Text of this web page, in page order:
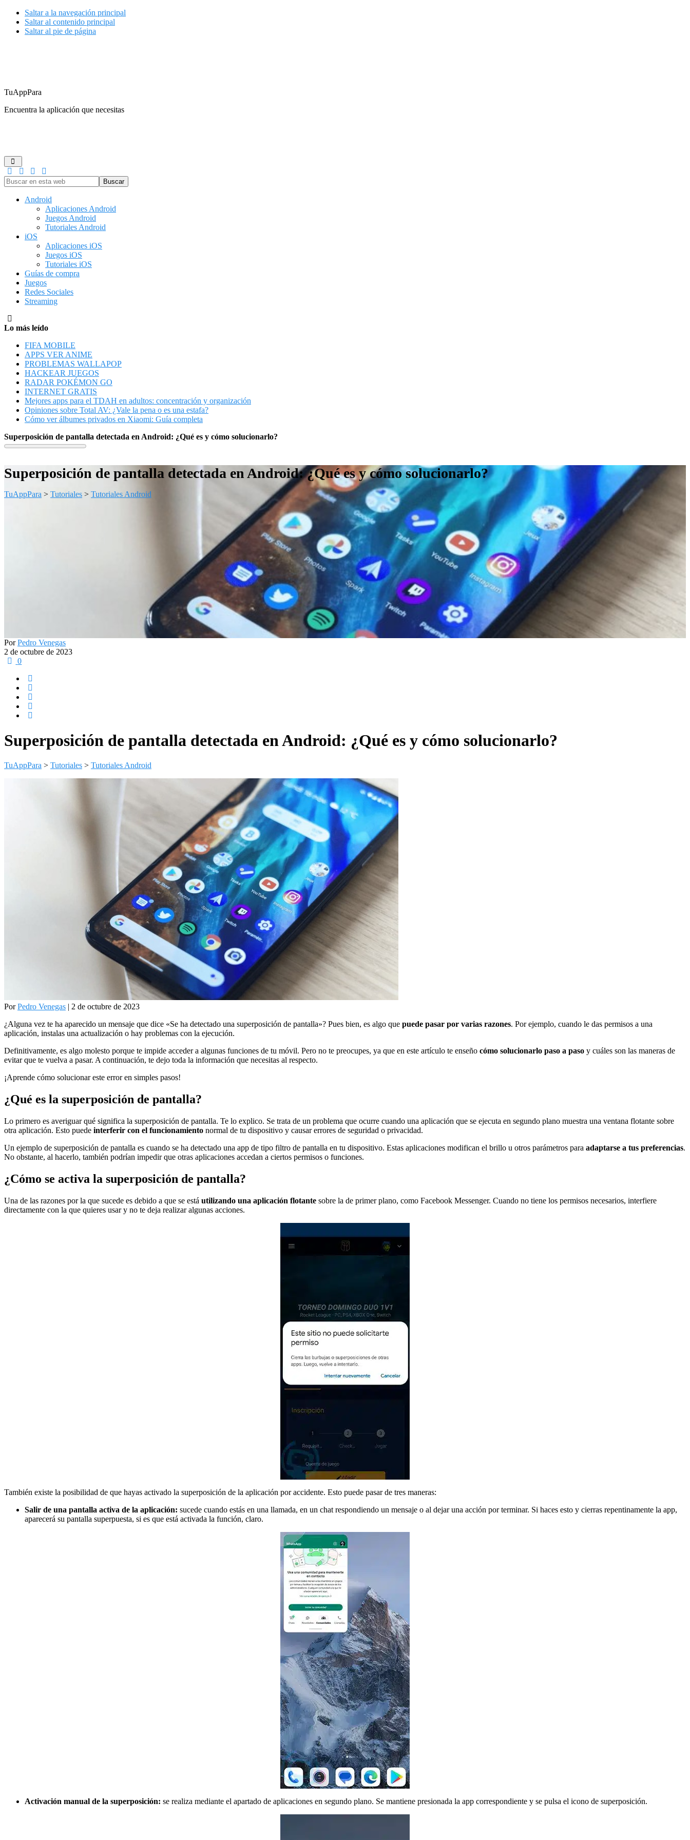
Saltar a la navegación principal
Saltar al contenido principal
Saltar al pie de página
TuAppPara
Encuentra la aplicación que necesitas
Buscar
en
Android
Aplicaciones Android
Juegos Android
Tutoriales Android
iOS
Aplicaciones iOS
Juegos iOS
Tutoriales iOS
Guías de compra
Juegos
Redes Sociales
Streaming
Lo más leído
FIFA MOBILE
APPS VER ANIME
PROBLEMAS WALLAPOP
HACKEAR JUEGOS
RADAR POKÉMON GO
INTERNET GRATIS
Mejores apps para el TDAH en adultos: concentración y organización
Opiniones sobre Total AV: ¿Vale la pena o es una estafa?
Cómo ver álbumes privados en Xiaomi: Guía completa
Superposición de pantalla detectada en Android: ¿Qué es y cómo solucionarlo?
Superposición de pantalla detectada en Android: ¿Qué es y cómo solucionarlo?
TuAppPara > Tutoriales > Tutoriales Android
PorPedro Venegas
2 de octubre de 2023
0
Superposición de pantalla detectada en Android: ¿Qué es y cómo solucionarlo?
TuAppPara > Tutoriales > Tutoriales Android
PorPedro Venegas | 2 de octubre de 2023
¿Alguna vez te ha aparecido un mensaje que dice «Se ha detectado una superposición de pantalla»? Pues bien, es algo que puede pasar por varias razones. Por ejemplo, cuando le das permisos a una
aplicación, instalas una actualización o hay problemas con la ejecución.
Definitivamente, es algo molesto porque te impide acceder a algunas funciones de tu móvil. Pero no te preocupes, ya que en este artículo te enseño cómo solucionarlo paso a paso y cuáles son las maneras de
evitar que te vuelva a pasar. A continuación, te dejo toda la información que necesitas al respecto.
¡Aprende cómo solucionar este error en simples pasos!
¿Qué es la superposición de pantalla?
Lo primero es averiguar qué significa la superposición de pantalla. Te lo explico. Se trata de un problema que ocurre cuando una aplicación que se ejecuta en segundo plano muestra una ventana flotante sobre
otra aplicación. Esto puede interferir con el funcionamiento normal de tu dispositivo y causar errores de seguridad o privacidad.
Un ejemplo de superposición de pantalla es cuando se ha detectado una app de tipo filtro de pantalla en tu dispositivo. Estas aplicaciones modifican el brillo u otros parámetros para adaptarse a tus preferencias.
No obstante, al hacerlo, también podrían impedir que otras aplicaciones accedan a ciertos permisos o funciones.
¿Cómo se activa la superposición de pantalla?
Una de las razones por la que sucede es debido a que se está utilizando una aplicación flotante sobre la de primer plano, como Facebook Messenger. Cuando no tiene los permisos necesarios, interfiere
directamente con la que quieres usar y no te deja realizar algunas acciones.
También existe la posibilidad de que hayas activado la superposición de la aplicación por accidente. Esto puede pasar de tres maneras:
Salir de una pantalla activa de la aplicación: sucede cuando estás en una llamada, en un chat respondiendo un mensaje o al dejar una acción por terminar. Si haces esto y cierras repentinamente la app,
aparecerá su pantalla superpuesta, si es que está activada la función, claro.
Activación manual de la superposición: se realiza mediante el apartado de aplicaciones en segundo plano. Se mantiene presionada la app correspondiente y se pulsa el icono de superposición.